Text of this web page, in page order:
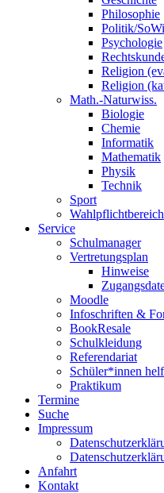
Philosophie
Politik/SoWi
Psychologie
Religion
Religion
Math.-Naturwiss.
Biologie
Chemie
Informatik
Mathematik
Physik
Technik
Sport
Wahlpflichtbereich
Service
Schulmanager
Vertretungsplan
Hinweise
Moodle
Infoschriften &
BookResale
Schulkleidung
Referendariat
Schüler*innen
Praktikum
Termine
Suche
Impressum
Anfahrt
Kontakt